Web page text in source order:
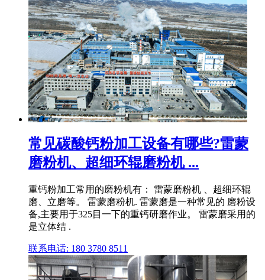
常见碳酸钙粉加工设备有哪些?雷蒙
磨粉机、超细环辊磨粉机 ...
重钙粉加工常用的磨粉机有： 雷蒙磨粉机 、超细环辊
磨、立磨等。 雷蒙磨粉机. 雷蒙磨是一种常见的 磨粉设
备,主要用于325目一下的重钙研磨作业。 雷蒙磨采用的
是立体结 .
联系电话: 180 3780 8511